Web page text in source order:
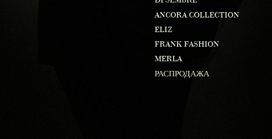
ANCORA COLLECTION
ELIZ
FRANK FASHION
MERLA
РАСПРОДАЖА